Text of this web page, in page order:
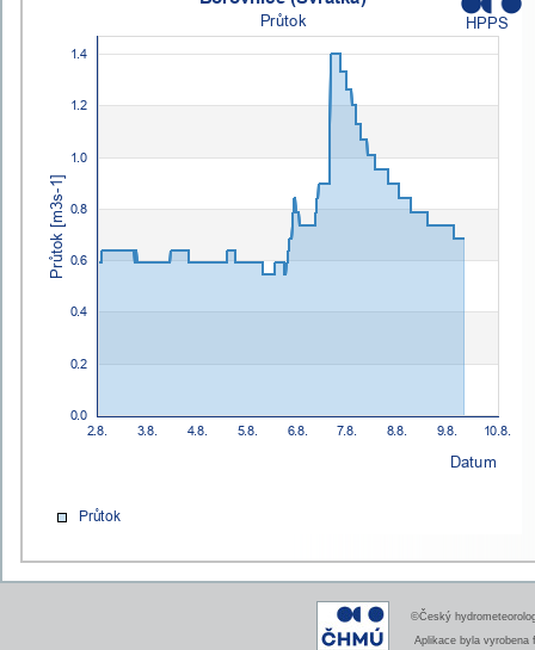
©Český
Aplikace byla vyrobena